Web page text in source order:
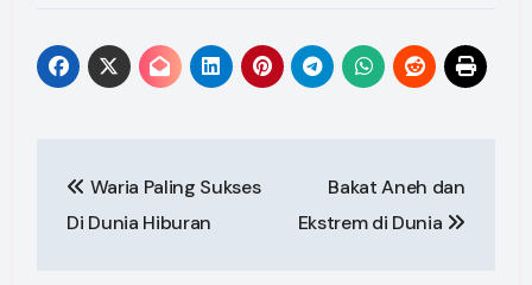
navigation
Waria Paling Sukses
Di Dunia Hiburan
Bakat Aneh dan
Ekstrem di Dunia